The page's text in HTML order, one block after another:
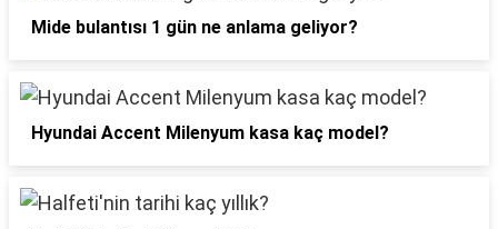
Mide bulantısı 1 gün ne anlama geliyor?
Hyundai Accent Milenyum kasa kaç model?